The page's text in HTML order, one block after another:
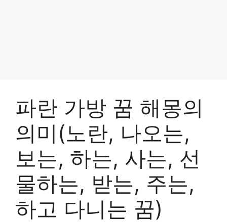
파란 가방 꿈 해몽의
의미(노란, 나오는,
보는, 하는, 사는, 선
물하는, 받는, 주는,
하고 다니는 꿈)